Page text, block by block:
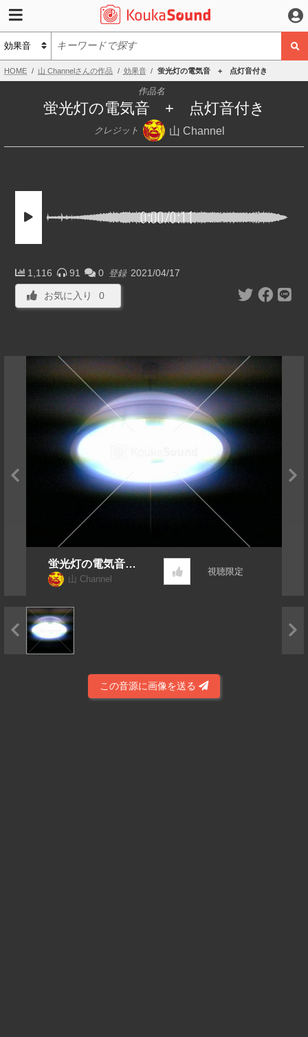
HOME 山 Channelさんの作品 効果音 蛍光灯の電気音 + 点灯音付き
作品名
蛍光灯の電気音 + 点灯音付き
クレジット 山 Channel
0:00/0:11
1,116 91 0 登録 2021/04/17
お気に入り 0
蛍光灯の電気音
+ 点灯音付き
山 Channel
視聴限定
この音源に画像を送る